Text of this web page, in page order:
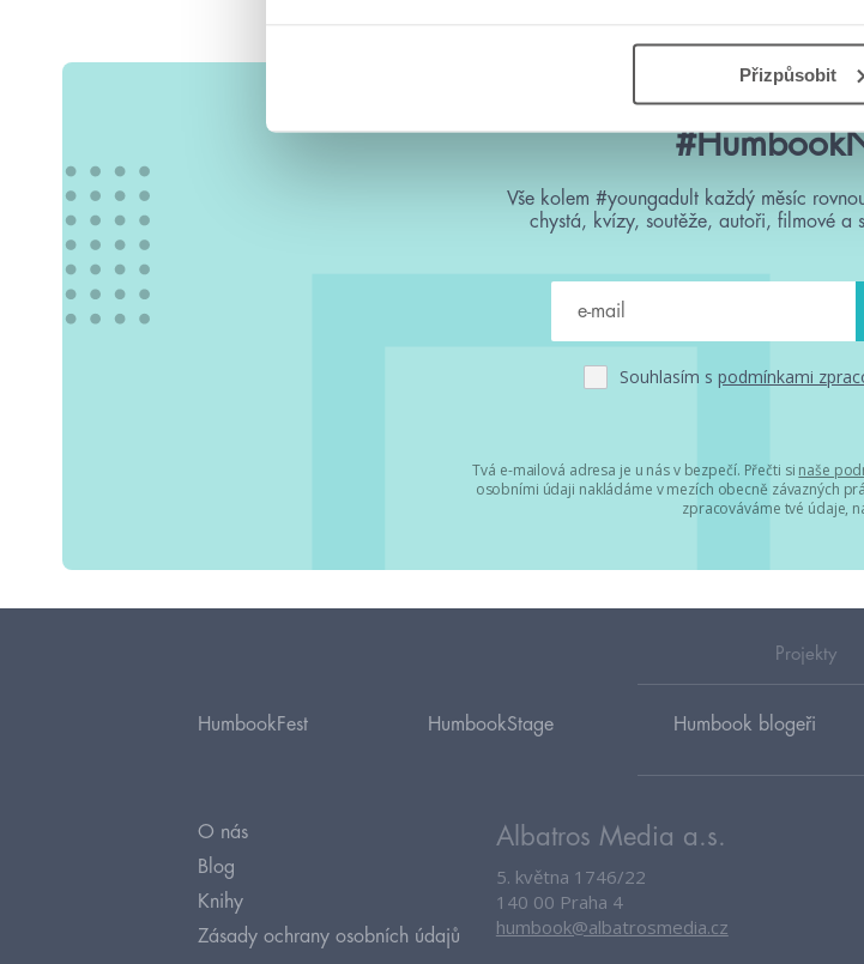
Přizpůsobit
Vše kolem #youngadult každý měsíc
chystá, kvízy, soutěže, autoři, filmové a
Souhlasím s podmínkami
Tvá e-mailová adresa je u nás v bezpečí. Přečti si naše
osobními údaji nakládáme v mezích obecně závazných
zpracováváme tvé údaje,
Projekty
HumbookFest HumbookStage Humbook blogeři
O nás
Blog
Knihy
Zásady ochrany osobních údajů
Albatros Media a.s.
5. května 1746/22
140 00 Praha 4
humbook@albatrosmedia.cz